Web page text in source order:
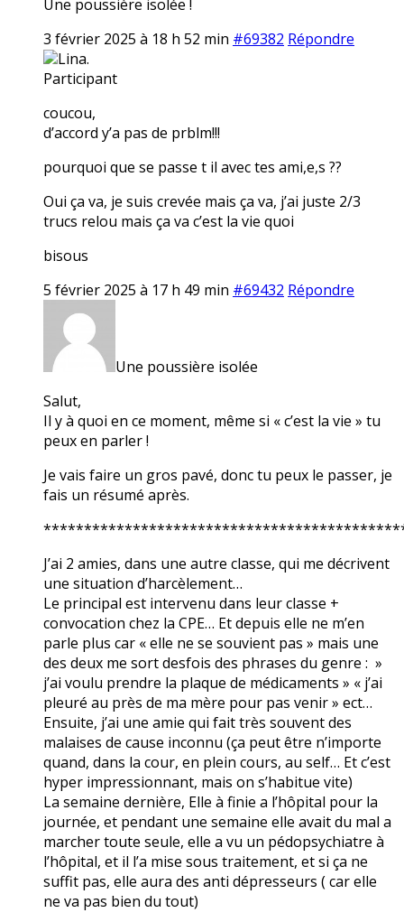
Une poussière isolée !
3 février 2025 à 18 h 52 min #69382 Répondre
Lina.
Participant
coucou,
d’accord y’a pas de prblm!!!
pourquoi que se passe t il avec tes ami,e,s ??
Oui ça va, je suis crevée mais ça va, j’ai juste 2/3
trucs relou mais ça va c’est la vie quoi
bisous
5 février 2025 à 17 h 49 min #69432 Répondre
Une poussière isolée
Salut,
Il y à quoi en ce moment, même si « c’est la vie » tu
peux en parler !
Je vais faire un gros pavé, donc tu peux le passer, je
fais un résumé après.
J’ai 2 amies, dans une autre classe, qui me décrivent
une situation d’harcèlement…
Le principal est intervenu dans leur classe +
convocation chez la CPE… Et depuis elle ne m’en
parle plus car « elle ne se souvient pas » mais une
des deux me sort desfois des phrases du genre : »
j’ai voulu prendre la plaque de médicaments » « j’ai
pleuré au près de ma mère pour pas venir » ect…
Ensuite, j’ai une amie qui fait très souvent des
malaises de cause inconnu (ça peut être n’importe
quand, dans la cour, en plein cours, au self… Et c’est
hyper impressionnant, mais on s’habitue vite)
La semaine dernière, Elle à finie a l’hôpital pour la
journée, et pendant une semaine elle avait du mal a
marcher toute seule, elle a vu un pédopsychiatre à
l’hôpital, et il l’a mise sous traitement, et si ça ne
suffit pas, elle aura des anti dépresseurs ( car elle
ne va pas bien du tout)